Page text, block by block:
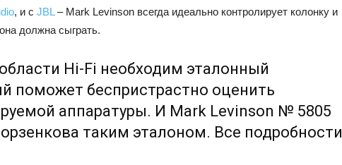
, и с JBL – Mark Levinson всегда идеально контролирует колонку и
должна сыграть.
Hi-Fi необходим эталонный
поможет беспристрастно оценить
аппаратуры. И Mark Levinson № 5805
таким эталоном. Все подробности